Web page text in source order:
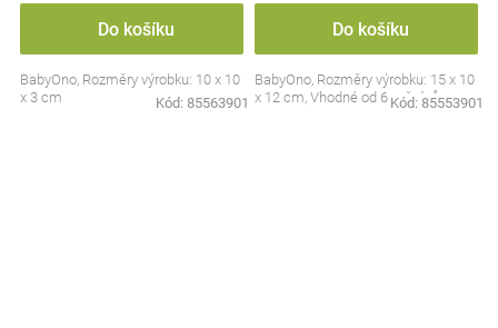
Do košíku
BabyOno, Rozměry výrobku: 10 x 10
x 3 cm
Kód: 85563901
Do košíku
BabyOno, Rozměry výrobku: 15 x 10
x 12 cm, Vhodné od 6 měsíců
Kód: 85553901